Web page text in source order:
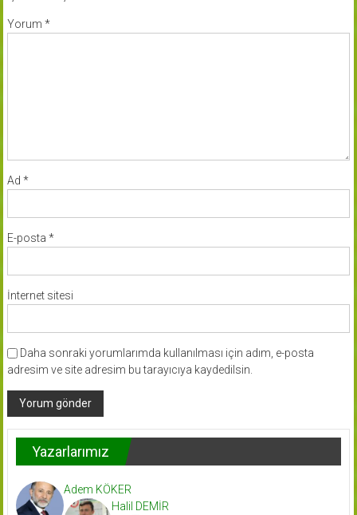
Yorum *
Ad *
E-posta *
İnternet sitesi
Daha sonraki yorumlarımda kullanılması için adım, e-posta
adresim ve site adresim bu tarayıcıya kaydedilsin.
Yazarlarımız
Adem KÖKER
Halil DEMİR